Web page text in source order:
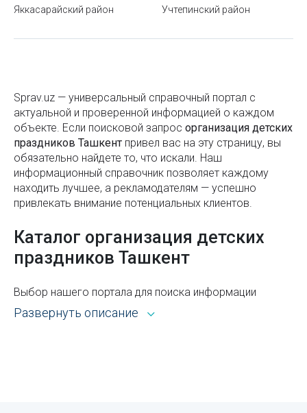
Сертификация продукции
Сертификация строительных материалов
Сертификация услуг
Системы управления - безопасностью
Снабжение материалами
Стекло обработка
Стенография
Страхование
Что такое водяной знак (вотермарка) и зачем он
Как бюджетно украсить дом на Новый год
Солнечные панели - временный тренд или
будущее
Как правильно организовать рабочее
пространство с офисной мебелью
Герб Узбекистана
Накопительные бонусные карты в Узбекистане
Время намаза в Рамадан 2026
Автострахование каско и ОСАГО: что это такое и
зачем нужны оба полиса
Яккасарайский район Учтепинский район
Sprav.uz — универсальный справочный портал с
актуальной и проверенной информацией о каждом
объекте. Если поисковой запроc организация детских
праздников Ташкент привел вас на эту страницу, вы
обязательно найдете то, что искали. Наш
информационный справочник позволяет каждому
находить лучшее, а рекламодателям — успешно
привлекать внимание потенциальных клиентов.
Каталог организация детских
праздников Ташкент
Выбор нашего портала для поиска информации
открывает широкие возможности. Каталог Sprav для
пользователей и рекламодателей — это:
Развернуть описание